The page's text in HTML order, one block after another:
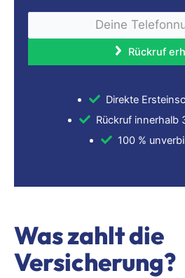
Direkte
Rückruf innerhalb
100 %
Was zahlt die
Versicherung?